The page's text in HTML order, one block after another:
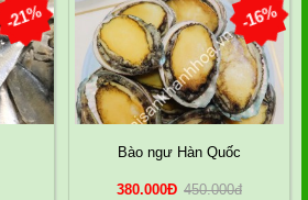
-21% -16%
Bào ngư Hàn Quốc
380.000Đ 450.000đ